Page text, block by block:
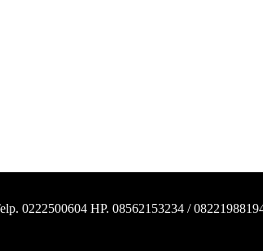
0222500604 HP. 08562153234 /